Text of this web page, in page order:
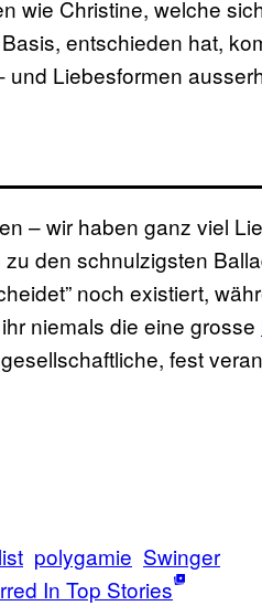
wie Christine, welche
Basis, entschieden hat,
Liebesformen
– wir haben ganz viel
den schnulzigsten
noch existiert,
niemals die eine grosse
fest
polygamie Swinger
In Top Stories